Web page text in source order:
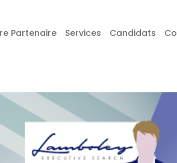
Partenaire Services Candidats